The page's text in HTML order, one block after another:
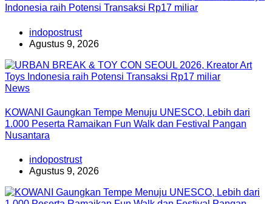
Indonesia raih Potensi Transaksi Rp17 miliar
indopostrust
Agustus 9, 2026
News
KOWANI Gaungkan Tempe Menuju UNESCO, Lebih dari
1.000 Peserta Ramaikan Fun Walk dan Festival Pangan
Nusantara
indopostrust
Agustus 9, 2026